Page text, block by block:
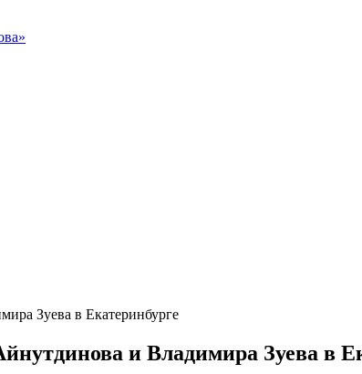
Зуева в Екатеринбурге
и Владимира Зуева в